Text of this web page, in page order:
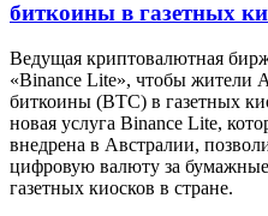
биткоины в газетных
Ведущая криптовалютная
«Binance Lite», чтобы жители
биткоины (BTC) в газетных
новая услуга Binance Lite,
внедрена в Австралии,
цифровую валюту за
газетных киосков в стране.